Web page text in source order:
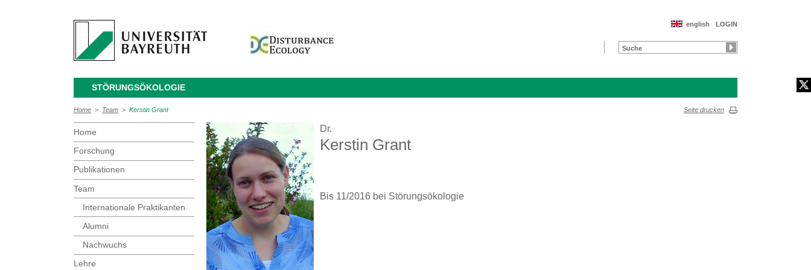
LOGIN
english
STÖRUNGSÖKOLOGIE
Home > Team > Kerstin Grant Seite drucken
Home
Forschung
Publikationen
Team
Internationale Praktikanten
Alumni
Nachwuchs
Lehre
Dr.
Kerstin Grant
Bis 11/2016 bei Störungsökologie